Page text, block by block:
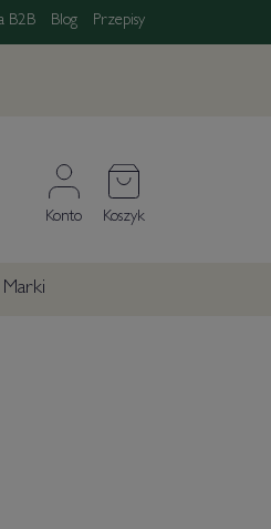
B2B Blog Przepisy
Konto Koszyk
Marki